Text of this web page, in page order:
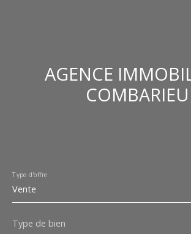
AGENCE
COMBARIEU
Vente
Type d'offre
Type de bien